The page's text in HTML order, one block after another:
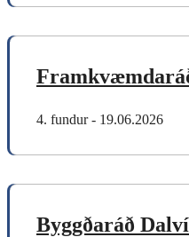
4. fundur - 19.06.2026
Byggðaráð